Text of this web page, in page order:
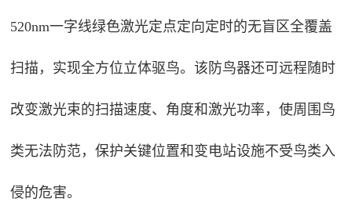
520nm一字线绿色激光定点定向定时的无盲区全覆盖
扫描，实现全方位立体驱鸟。该防鸟器还可远程随时
改变激光束的扫描速度、角度和激光功率，使周围鸟
类无法防范，保护关键位置和变电站设施不受鸟类入
侵的危害。